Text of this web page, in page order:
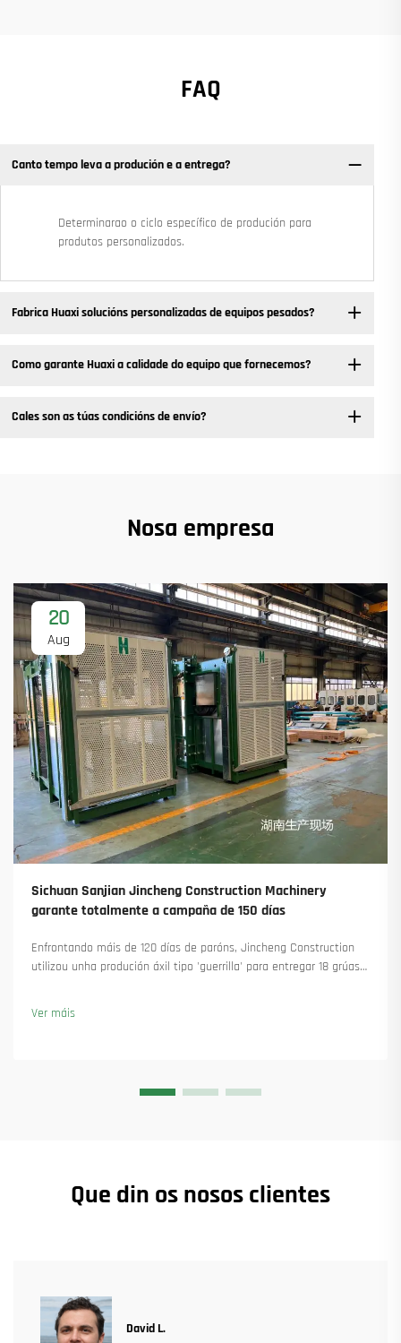
FAQ
Canto tempo leva a produción e a entrega?
Determinarao o ciclo específico de produción para
produtos personalizados.
Fabrica Huaxi solucións personalizadas de equipos pesados? ​
Como garante Huaxi a calidade do equipo que fornecemos?
Cales son as túas condicións de envío?
Nosa empresa
20
Aug
Sichuan Sanjian Jincheng Construction Machinery
garante totalmente a campaña de 150 días
Enfrontando máis de 120 días de paróns, Jincheng Construction
utilizou unha produción áxil tipo 'guerrilla' para entregar 18 grúas
manteu a produción en marcha. Saiba máis.
Ver máis
Que din os nosos clientes
David L.